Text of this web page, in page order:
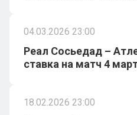
04.03.2026 23:00
Реал Сосьедад –
ставка на матч 4
18.02.2026 23:00